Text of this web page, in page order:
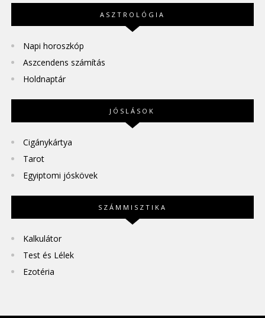
ASZTROLÓGIA
Napi horoszkóp
Aszcendens számítás
Holdnaptár
JÓSLÁSOK
Cigánykártya
Tarot
Egyiptomi jóskövek
SZÁMMISZTIKA
Kalkulátor
Test és Lélek
Ezotéria